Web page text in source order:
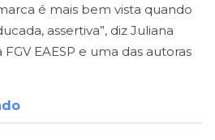
é mais bem vista quando
assertiva”, diz Juliana
EAESP e uma das autoras